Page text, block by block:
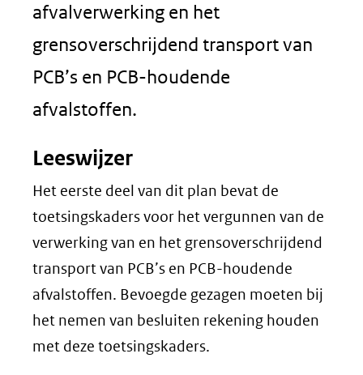
afvalverwerking en het
grensoverschrijdend transport van
PCB’s en PCB-houdende
afvalstoffen.
Leeswijzer
Het eerste deel van dit plan bevat de
toetsingskaders voor het vergunnen van de
verwerking van en het grensoverschrijdend
transport van PCB’s en PCB-houdende
afvalstoffen. Bevoegde gezagen moeten bij
het nemen van besluiten rekening houden
met deze toetsingskaders.